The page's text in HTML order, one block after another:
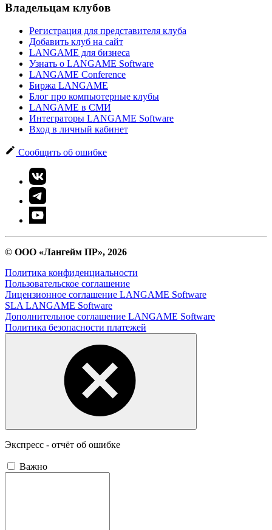
Владельцам клубов
Регистрация для представителя клуба
Добавить клуб на сайт
LANGAME для бизнеса
Узнать о LANGAME Software
LANGAME Conference
Биржа LANGAME
Блог про компьютерные клубы
LANGAME в СМИ
Интеграторы LANGAME Software
Вход в личный кабинет
Сообщить об ошибке
© ООО «Лангейм ПР», 2026
Политика конфиденциальности
Пользовательское соглашение
Лицензионное соглашение LANGAME Software
SLA LANGAME Software
Дополнительное соглашение LANGAME Software
Политика безопасности платежей
Экспресс - отчёт об ошибке
Важно